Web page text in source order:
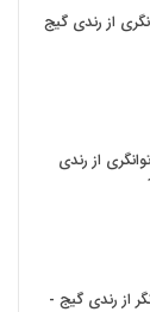
37راز توانگری از رندی گیج
از رندی
از رندی گیج -